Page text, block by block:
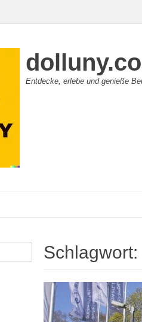
Entdecke, erlebe und genieße
Schlagwort: